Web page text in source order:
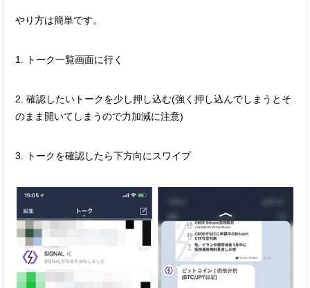
やり方は簡単です。
1. トーク一覧画面に行く
2. 確認したいトークを少し押し込む(強く押し込んでしまうとそ
のまま開いてしまうので力加減に注意)
3. トークを確認したら下方向にスワイプ